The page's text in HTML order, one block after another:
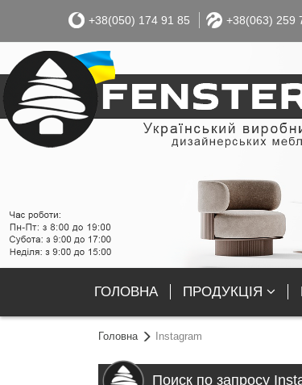
+38(050) 174 91 85 +38(063) 259
ГОЛОВНА ПРОДУКЦІЯ
Головна Instagram
Поиск по запросу